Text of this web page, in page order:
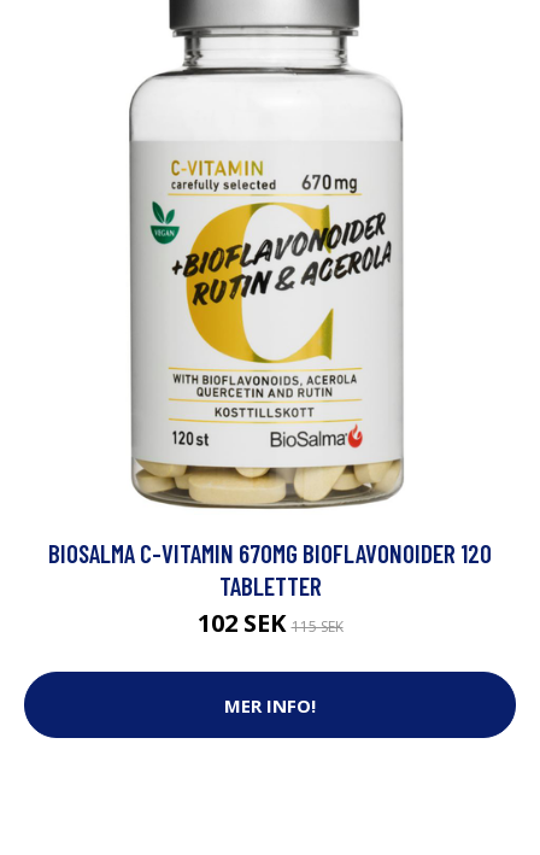
BIOSALMA C-VITAMIN 670MG BIOFLAVONOIDER 120
TABLETTER
102 SEK115 SEK
MER INFO!